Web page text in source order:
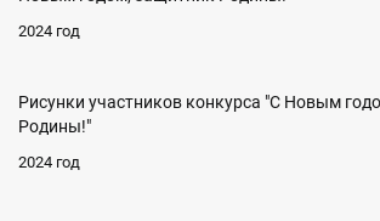
2024 год
Рисунки участников конкурса "С Новым
Родины!"
2024 год